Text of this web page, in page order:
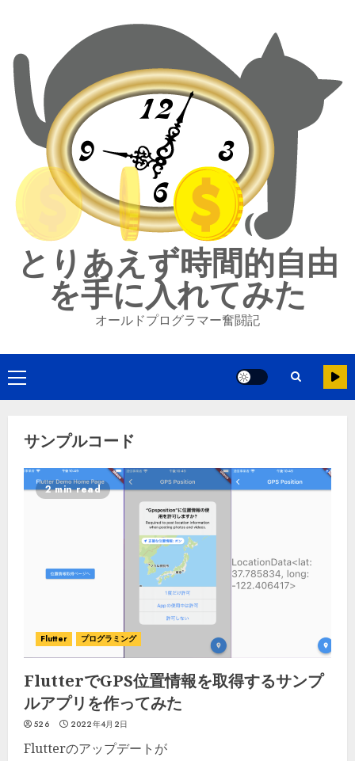
とりあえず時間的自由
を手に入れてみた
オールドプログラマー奮闘記
サンプルコード
2 min read
Flutter プログラミング
FlutterでGPS位置情報を取得するサンプ
ルアプリを作ってみた
526 2022年4月2日
Flutterのアップデートが